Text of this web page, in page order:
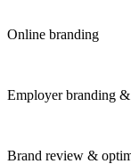
Online branding
Employer branding
Brand review &